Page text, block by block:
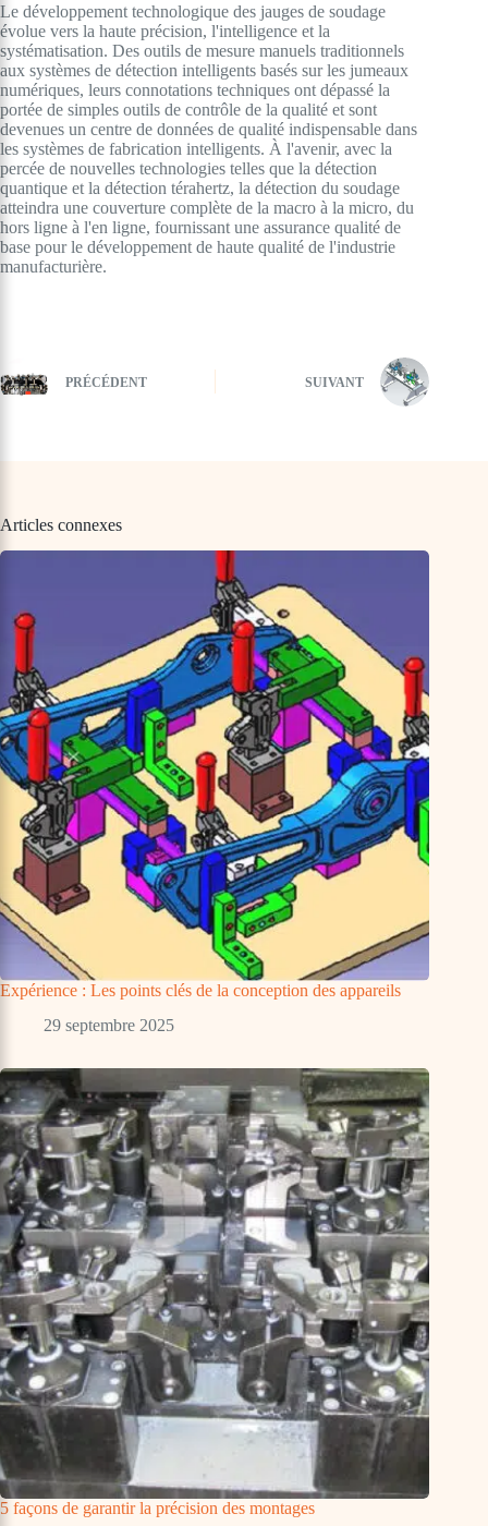
Le développement technologique des jauges de soudage
évolue vers la haute précision, l'intelligence et la
systématisation. Des outils de mesure manuels traditionnels
aux systèmes de détection intelligents basés sur les jumeaux
numériques, leurs connotations techniques ont dépassé la
portée de simples outils de contrôle de la qualité et sont
devenues un centre de données de qualité indispensable dans
les systèmes de fabrication intelligents. À l'avenir, avec la
percée de nouvelles technologies telles que la détection
quantique et la détection térahertz, la détection du soudage
atteindra une couverture complète de la macro à la micro, du
hors ligne à l'en ligne, fournissant une assurance qualité de
base pour le développement de haute qualité de l'industrie
manufacturière.
PRÉCÉDENT SUIVANT
Articles connexes
Expérience : Les points clés de la conception des appareils
29 septembre 2025
5 façons de garantir la précision des montages